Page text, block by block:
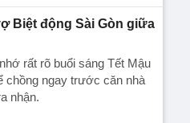
Biệt động Sài Gòn giữa
rất rõ buổi sáng Tết Mậu
chồng ngay trước căn nhà
nhận.